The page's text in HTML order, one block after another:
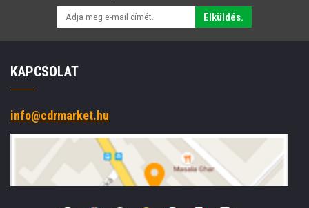
Elküldés.
KAPCSOLAT
info@cdrmarket.hu